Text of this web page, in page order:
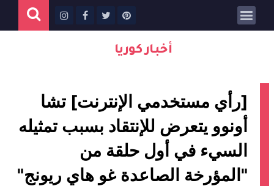
أخبار كوريا
[رأي مستخدمي الإنترنت] تشا
أونوو يتعرض للإنتقاد بسبب تمثيله
السيء في أول حلقة من
"المؤرخة الصاعدة غو هاي ريونج"